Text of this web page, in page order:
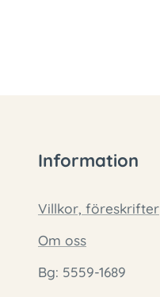
Information
Villkor, föreskrifter
Om oss
Bg: 5559-1689